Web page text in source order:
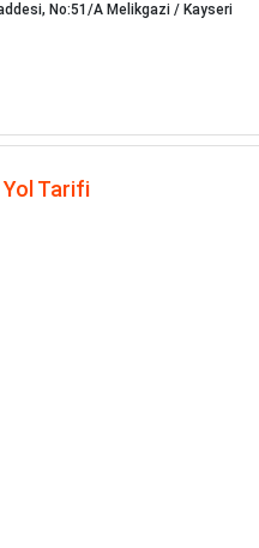
No:51/A Melikgazi / Kayseri
Tarifi